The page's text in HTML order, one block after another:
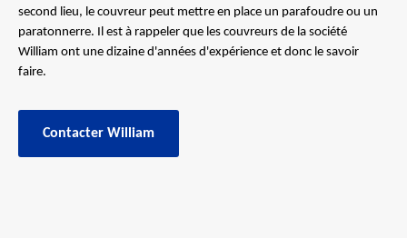
second lieu, le couvreur peut mettre en place un parafoudre ou un
paratonnerre. Il est à rappeler que les couvreurs de la société
William ont une dizaine d'années d'expérience et donc le savoir
faire.
Contacter William